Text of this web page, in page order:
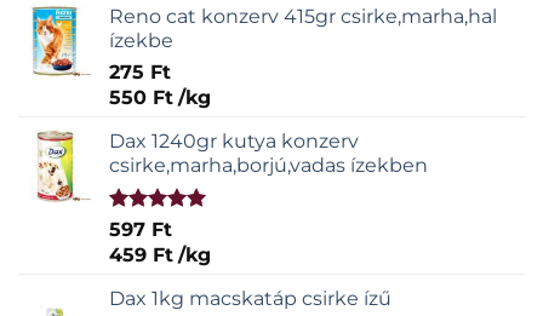
Reno cat konzerv 415gr csirke,marha,hal
ízekbe
275 Ft
550 Ft /kg
Dax 1240gr kutya konzerv
csirke,marha,borjú,vadas ízekben
Értékelés:
5.00/ 5
597 Ft
459 Ft /kg
Dax 1kg macskatáp csirke ízű